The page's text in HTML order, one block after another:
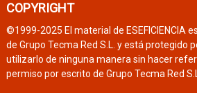
COPYRIGHT
©1999-2025 El material de ESEFICIENCIA
de Grupo Tecma Red S.L. y está protegido
utilizarlo de ninguna manera sin hacer
permiso por escrito de Grupo Tecma Red